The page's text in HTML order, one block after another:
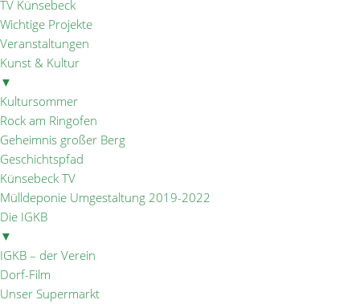
TV Künsebeck
Wichtige Projekte
Veranstaltungen
Kunst & Kultur
▼
Kultursommer
Rock am Ringofen
Geheimnis großer Berg
Geschichtspfad
Künsebeck TV
Mülldeponie Umgestaltung 2019-2022
Die IGKB
▼
IGKB – der Verein
Dorf-Film
Unser Supermarkt